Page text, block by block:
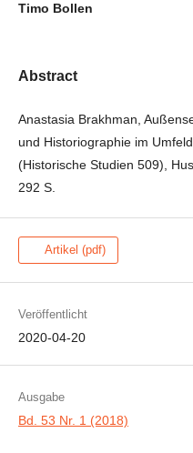
Timo Bollen
Abstract
Anastasia Brakhman,
und Historiographie im
(Historische Studien 509),
292 S.
Artikel (pdf)
Veröffentlicht
2020-04-20
Ausgabe
Bd. 53 Nr. 1 (2018)